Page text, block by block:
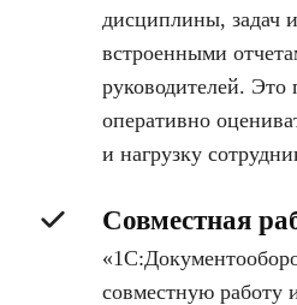
дисциплины, задач
встроенными
руководителей. Это
оперативно
и нагрузку
Совместная
совместную работу